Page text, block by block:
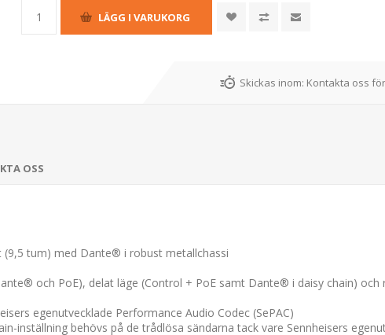
Skickas inom: Kontakta oss
OSS
tum) med Dante® i robust metallchassi
och PoE), delat läge (Control + PoE samt Dante® i daisy chain)
egenutvecklade Performance Audio Codec (SePAC)
inställning behövs på de trådlösa sändarna tack vare Sennheisers